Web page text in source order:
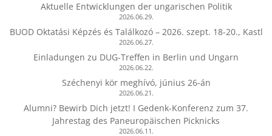
Aktuelle Entwicklungen der ungarischen Politik
2026.06.29.
BUOD Oktatási Képzés és Találkozó – 2026. szept. 18-20., Kastl
2026.06.27.
Einladungen zu DUG-Treffen in Berlin und Ungarn
2026.06.22.
Széchenyi kör meghívó, június 26-án
2026.06.21.
Alumni? Bewirb Dich jetzt! I Gedenk-Konferenz zum 37.
Jahrestag des Paneuropäischen Picknicks
2026.06.11.